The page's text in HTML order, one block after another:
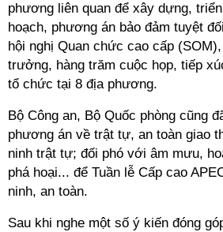
phương liên quan để xây dựng,
hoạch, phương án bảo đảm tuyệt
hội nghị Quan chức cao cấp
trưởng, hàng trăm cuộc họp, tiếp
tổ chức tại 8 địa phương.
Bộ Công an, Bộ Quốc phòng cũng
phương án về trật tự, an toàn giao
ninh trật tự; đối phó với âm mưu,
phá hoại... để Tuần lễ Cấp cao
ninh, an toàn.
Sau khi nghe một số ý kiến đóng